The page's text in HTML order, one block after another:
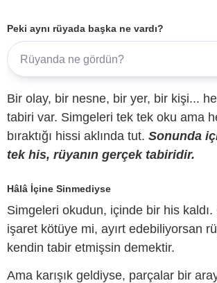
Peki aynı rüyada başka ne vardı?
Bir olay, bir nesne, bir yer, bir kişi...
tabiri var. Simgeleri tek tek oku ama
bıraktığı hissi aklında tut. Sonunda
tek his, rüyanın gerçek tabiridir.
Hâlâ İçine Sinmediyse
Simgeleri okudun, içinde bir his
işaret kötüye mi, ayırt edebiliyorsan
kendin tabir etmişsin demektir.
Ama karışık geldiyse, parçalar bir